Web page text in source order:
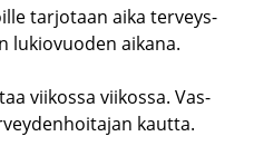
tar­jo­taan aika ter­veys­
lu­kio­vuo­den ai­ka­na.
vii­kos­sa vii­kos­sa. Vas­
kaut­ta.